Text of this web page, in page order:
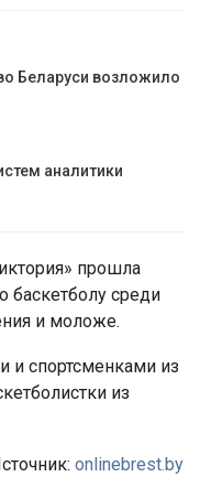
Беларуси возложило
аналитики
прошла
баскетболу среди
и моложе.
и спортсменками из
из
onlinebrest.by